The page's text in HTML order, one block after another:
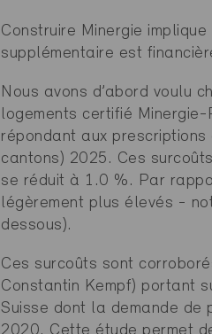
Construire Minergie
supplémentaire est
Nous avons d’abord voulu
logements certifié
répondant aux
cantons) 2025. Ces
se réduit à 1.0 %. Par
légèrement plus élevés -
dessous).
Ces surcoûts sont
Constantin Kempf) portant
Suisse dont la demande de